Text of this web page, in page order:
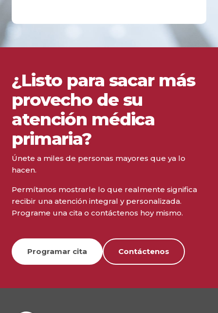
¿Listo para sacar más
provecho de su
atención médica
primaria?
Únete a miles de personas mayores que ya lo
hacen.
Permítanos mostrarle lo que realmente significa
recibir una atención integral y personalizada.
Programe una cita o contáctenos hoy mismo.
Programar cita Contáctenos